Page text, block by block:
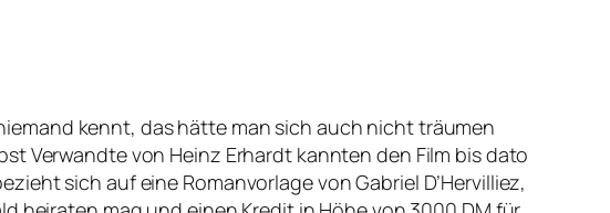
kennt, das hätte man sich auch nicht träumen
Verwandte von Heinz Erhardt kannten den Film bis dato
sich auf eine Romanvorlage von Gabriel D’Hervilliez,